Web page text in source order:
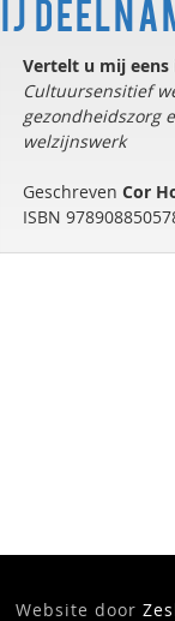
Vertelt u mij eens
Cultuursensitief
gezondheidszorg
welzijnswerk​
Geschreven Cor
ISBN
Website door